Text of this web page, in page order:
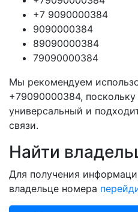
+7 9090000384
9090000384
89090000384
79090000384
Мы рекомендуем
+79090000384,
универсальный и
связи.
Найти
Для получения
владельце номера